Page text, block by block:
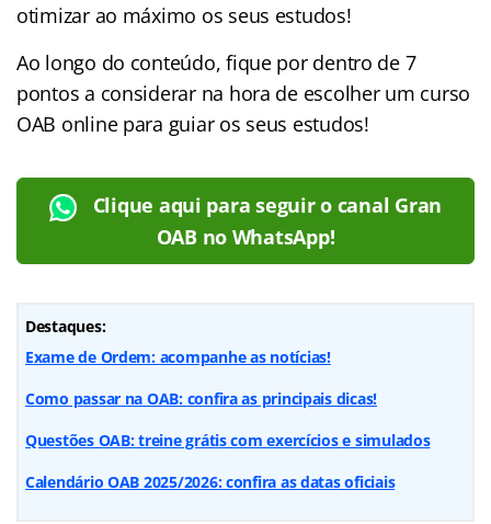
otimizar ao máximo os seus estudos!
Ao longo do conteúdo, fique por dentro de 7
pontos a considerar na hora de escolher um curso
OAB online para guiar os seus estudos!
Clique aqui para seguir o canal Gran
OAB no WhatsApp!
Destaques:
Exame de Ordem: acompanhe as notícias!
Como passar na OAB: confira as principais dicas!
Questões OAB: treine grátis com exercícios e simulados
Calendário OAB 2025/2026: confira as datas oficiais